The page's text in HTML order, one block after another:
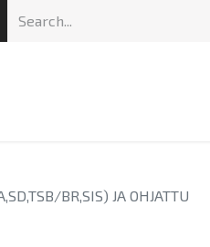
BR,SIS) JA OHJATTU